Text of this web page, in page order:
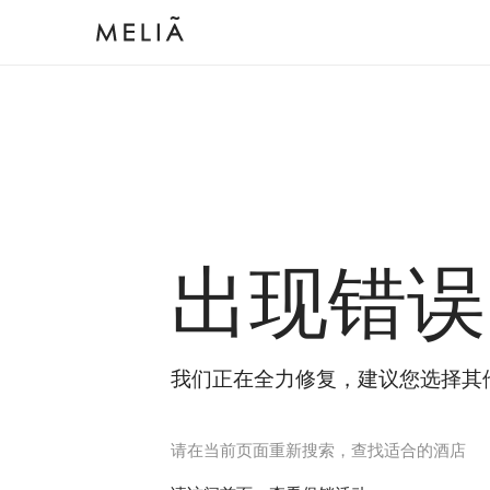
出现错误
我们正在全力修复，建议您选择其
请在当前页面重新搜索，查找适合的酒店